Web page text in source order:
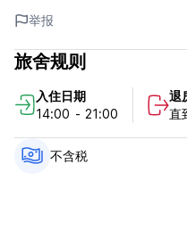
有配备带冰箱的厨房。
Hostal Kuyen SpA 政策和条
晚住宿费。
入住时间为 14:00 至 22:00
12点前退房
不含税（如果您是智利人，则
举报
旅舍规则
入住日期
14:00 - 21:00
退
直
不含税